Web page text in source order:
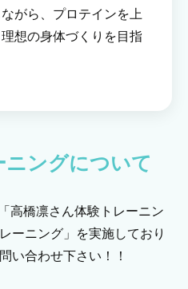
がら、プロテインを上
想の身体づくりを目指
ングについて
高橋凛さん体験トレーニン
ーニング」を実施しており
い合わせ下さい！！